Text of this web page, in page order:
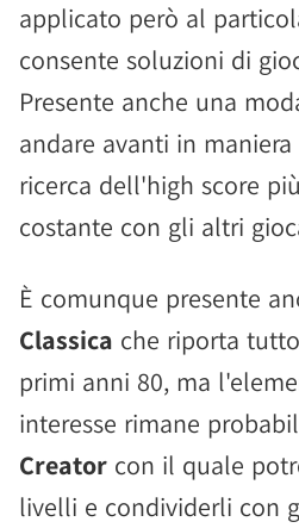
applicato però al
consente soluzioni di
Presente anche una
andare avanti in
ricerca dell'high score
costante con gli altri
È comunque presente
Classica che riporta
primi anni 80, ma
interesse rimane
Creator con il quale
livelli e condividerli con